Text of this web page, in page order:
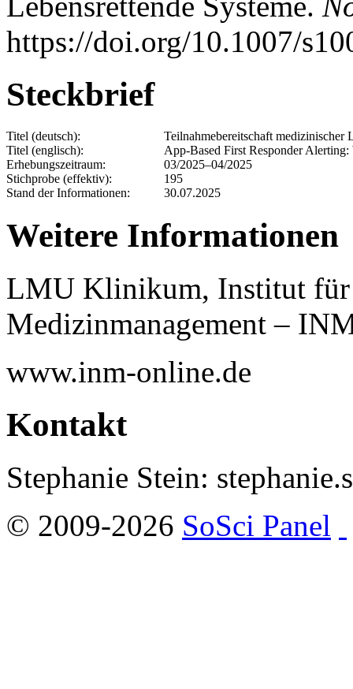
https://doi.org/10.1007/
Steckbrief
Titel (deutsch):
Teilnahmebereitschaft medizinischer
Titel (englisch):
App-Based First Responder
Erhebungszeitraum:
03/2025–04/2025
Stichprobe (effektiv):
195
Stand der Informationen:
30.07.2025
Weitere Informationen
LMU Klinikum, Institut
Medizinmanagement –
www.inm-online.de
Kontakt
Stephanie Stein:
© 2009-2026 SoSci Panel